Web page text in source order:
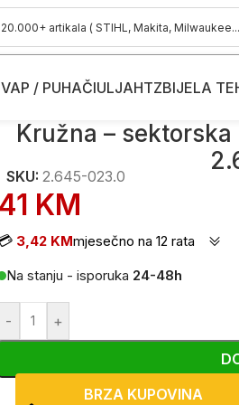
/ PUHAČIULJAHTZBIJELA
KARCHER PS 300 2.645-023.0
Kružna – sektorska
SKU: 2.645-023.0
41 KM
3,42 KMmjesečno na 12 rata
Na stanju - isporuka 24-48h
- +
BRZA KUPOVINA